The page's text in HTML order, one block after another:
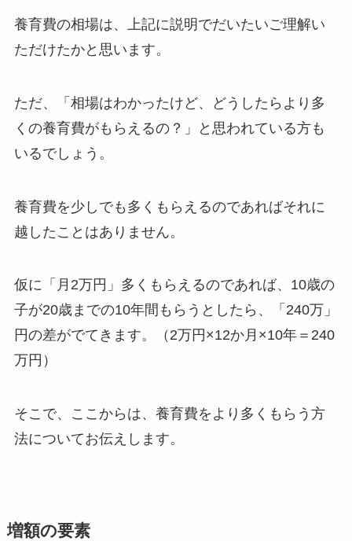
養育費の相場は、上記に説明でだいたいご理解い
ただけたかと思います。
ただ、「相場はわかったけど、どうしたらより多
くの養育費がもらえるの？」と思われている方も
いるでしょう。
養育費を少しでも多くもらえるのであればそれに
越したことはありません。
仮に「月2万円」多くもらえるのであれば、10歳の
子が20歳までの10年間もらうとしたら、「240万」
円の差がでてきます。（2万円×12か月×10年＝240
万円）
そこで、ここからは、養育費をより多くもらう方
法についてお伝えします。
増額の要素